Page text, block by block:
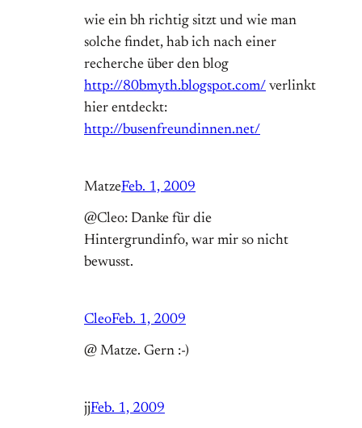
wie ein bh richtig sitzt und wie man
solche findet, hab ich nach einer
recherche über den blog
http://80bmyth.blogspot.com/ verlinkt
hier entdeckt:
http://busenfreundinnen.net/
MatzeFeb. 1, 2009
@Cleo: Danke für die
Hintergrundinfo, war mir so nicht
bewusst.
CleoFeb. 1, 2009
@ Matze. Gern :-)
jjFeb. 1, 2009